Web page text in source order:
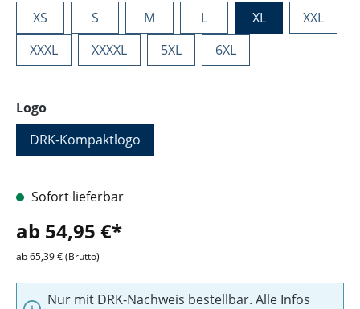
XS S M L XL
XXL
XXXL
XXXXL 5XL 6XL
Logoauswählen
DRK-Kompaktlogo
Sofort lieferbar
ab 54,95 €*
ab 65,39 € (Brutto)
Nur mit DRK-Nachweis bestellbar. Alle Infos